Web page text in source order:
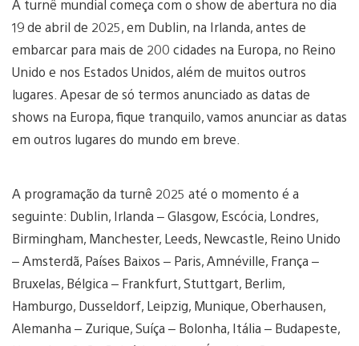
A turnê mundial começa com o show de abertura no dia
19 de abril de 2025, em Dublin, na Irlanda, antes de
embarcar para mais de 200 cidades na Europa, no Reino
Unido e nos Estados Unidos, além de muitos outros
lugares. Apesar de só termos anunciado as datas de
shows na Europa, fique tranquilo, vamos anunciar as datas
em outros lugares do mundo em breve.
A programação da turnê 2025 até o momento é a
seguinte: Dublin, Irlanda – Glasgow, Escócia, Londres,
Birmingham, Manchester, Leeds, Newcastle, Reino Unido
– Amsterdã, Países Baixos – Paris, Amnéville, França –
Bruxelas, Bélgica – Frankfurt, Stuttgart, Berlim,
Hamburgo, Dusseldorf, Leipzig, Munique, Oberhausen,
Alemanha – Zurique, Suíça – Bolonha, Itália – Budapeste,